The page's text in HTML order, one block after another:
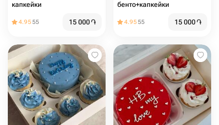
капкейки
4.9555 15 000֏
бенто+капкейки
4.9555 15 000֏